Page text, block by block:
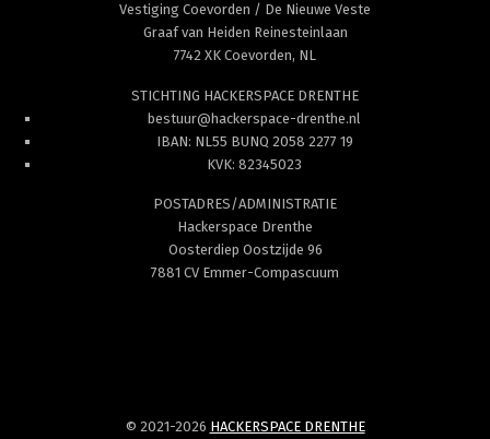
Vestiging Coevorden / De Nieuwe Veste
Graaf van Heiden Reinesteinlaan
7742 XK Coevorden, NL
STICHTING HACKERSPACE DRENTHE
bestuur@hackerspace-drenthe.nl
IBAN: NL55 BUNQ 2058 2277 19
KVK: 82345023
POSTADRES/ADMINISTRATIE
Hackerspace Drenthe
Oosterdiep Oostzijde 96
7881 CV Emmer-Compascuum
© 2021-2026 HACKERSPACE DRENTHE